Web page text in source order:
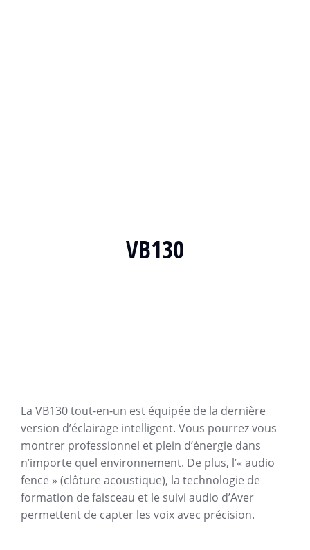
VB130
La VB130 tout-en-un est équipée de la dernière
version d’éclairage intelligent. Vous pourrez vous
montrer professionnel et plein d’énergie dans
n’importe quel environnement. De plus, l’« audio
fence » (clôture acoustique), la technologie de
formation de faisceau et le suivi audio d’Aver
permettent de capter les voix avec précision.